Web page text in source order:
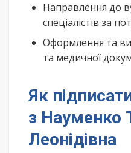
Направлення до
спеціалістів за
Оформлення та
та медичної
Як
з Науменко
Леонідівна